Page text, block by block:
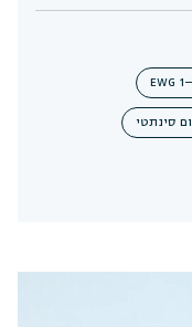
סינתטי